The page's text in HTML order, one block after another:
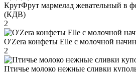
КрутФрут мармелад жевательный в
(КДВ)
2
O'Zera конфеты Elle с молочной
2
Птичье молоко нежные сливки